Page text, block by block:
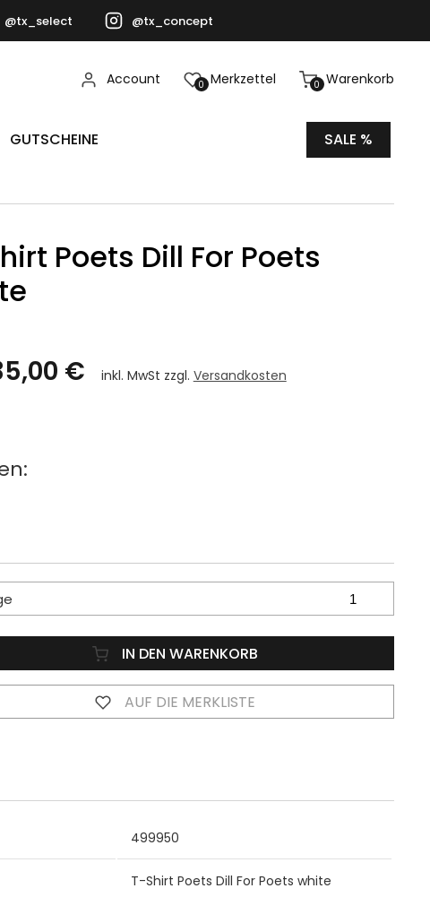
@tx_select @tx_concept
0 Warenkorb
0 Merkzettel
Account
GUTSCHEINE SALE %
Poets Dill For Poets
€ inkl. MwSt zzgl. Versandkosten
IN DEN WARENKORB
AUF DIE MERKLISTE
499950
T-Shirt Poets Dill For Poets white